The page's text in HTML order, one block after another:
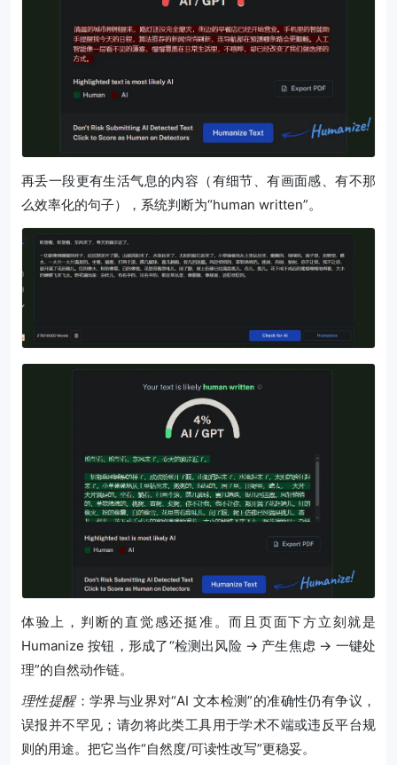
再丢一段更有生活气息的内容（有细节、有画面感、有不那
么效率化的句子），系统判断为“human written”。
体验上，判断的直觉感还挺准。而且页面下方立刻就是
Humanize 按钮，形成了“检测出风险 → 产生焦虑 → 一键处
理”的自然动作链。
理性提醒：学界与业界对“AI 文本检测”的准确性仍有争议，
误报并不罕见；请勿将此类工具用于学术不端或违反平台规
则的用途。把它当作“自然度/可读性改写”更稳妥。